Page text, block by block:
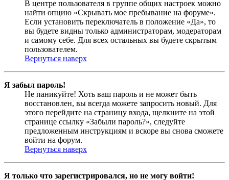
В центре пользователя в группе общих настроек можно
найти опцию «Скрывать мое пребывание на форуме».
Если установить переключатель в положение «Да», то
вы будете видны только администраторам, модераторам
и самому себе. Для всех остальных вы будете скрытым
пользователем.
Вернуться наверх
Я забыл пароль!
Не паникуйте! Хоть ваш пароль и не может быть
восстановлен, вы всегда можете запросить новый. Для
этого перейдите на страницу входа, щелкните на этой
странице ссылку «Забыли пароль?», следуйте
предложенным инструкциям и вскоре вы снова сможете
войти на форум.
Вернуться наверх
Я только что зарегистрировался, но не могу войти!